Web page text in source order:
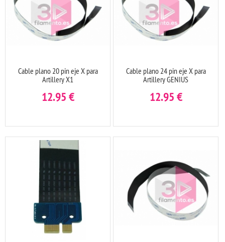
Cable plano 20 pin eje X para
Artillery X1
12.95€
Cable plano 24 pin eje X para
Artillery GENIUS
12.95€